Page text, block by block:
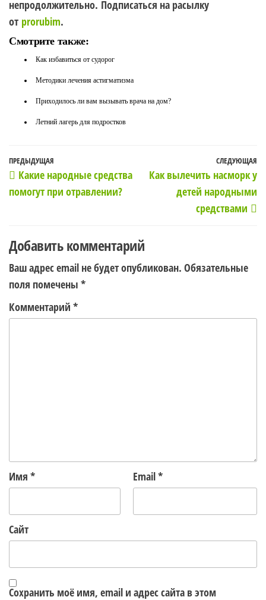
непродолжительно. Подписаться на расылку
от prorubim.
Смотрите также:
Как избавиться от судорог
Методики лечения астигматизма
Приходилось ли вам вызывать врача на дом?
Летний лагерь для подростков
Навигация
по
записям
Предыдущая
запись
ПРЕДЫДУЩАЯ
Какие народные средства
помогут при отравлении?
СЛЕДУЮЩАЯ
Как вылечить насморк у
детей народными
средствами
Добавить комментарий
Ваш адрес email не будет опубликован. Обязательные
поля помечены *
Комментарий *
Имя * Email*
Сайт
Сохранить моё имя, email и адрес сайта в этом